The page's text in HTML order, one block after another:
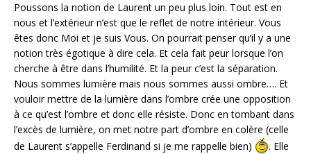
Poussons la notion de Laurent un peu plus loin. Tout est en
nous et l’extérieur n’est que le reflet de notre intérieur. Vous
êtes donc Moi et je suis Vous. On pourrait penser qu’il y a une
notion très égotique à dire cela. Et cela fait peur lorsque l’on
cherche à être dans l’humilité. Et la peur c’est la séparation.
Nous sommes lumière mais nous sommes aussi ombre…. Et
vouloir mettre de la lumière dans l’ombre crée une opposition
à ce qu’est l’ombre et donc elle résiste. Donc en tombant dans
l’excès de lumière, on met notre part d’ombre en colère (celle
de Laurent s’appelle Ferdinand si je me rappelle bien)
. Elle